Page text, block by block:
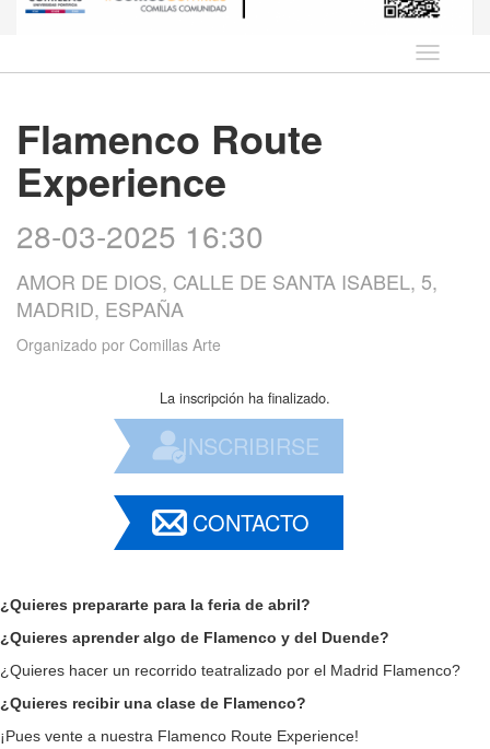
Idioma
Flamenco Route
Experience
28-03-2025 16:30
AMOR DE DIOS, CALLE DE SANTA ISABEL, 5,
MADRID, ESPAÑA
Organizado por Comillas Arte
La inscripción ha finalizado.
INSCRIBIRSE
CONTACTO
¿Quieres prepararte para la feria de abril?
¿Quieres aprender algo de Flamenco y del Duende?
¿Quieres hacer un recorrido teatralizado por el Madrid Flamenco?
¿Quieres recibir una clase de Flamenco?
¡Pues vente a nuestra Flamenco Route Experience!